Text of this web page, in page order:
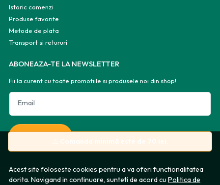
⚠️ Comanda minimă este de 70 lei.
Acest site foloseste cookies pentru a va oferi functionalitatea
dorita. Navigand in continuare, sunteti de acord cu Politica de
Istoric comenzi
Produse favorite
Metode de plata
Transport si retururi
ABONEAZA-TE LA NEWSLETTER
Fii la curent cu toate promotiile si produsele noi din shop!
Email